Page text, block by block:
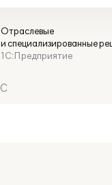
Отраслевые
и специализированные
1С:Предприятие